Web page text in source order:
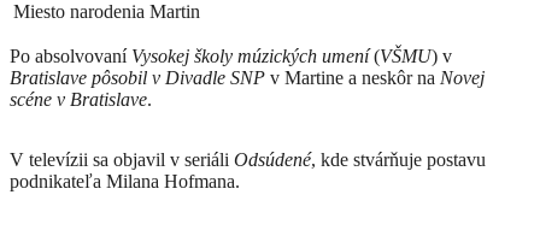
Miesto narodenia Martin
Po absolvovaní Vysokej školy múzických umení(VŠMU) v
Bratislave pôsobil v Divadle SNP v Martine a neskôr na Novej
scéne v Bratislave.
V televízii sa objavil v seriáli Odsúdené, kde stvárňuje postavu
podnikateľa Milana Hofmana.